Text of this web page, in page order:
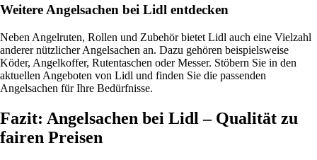
Weitere Angelsachen bei Lidl entdecken
Neben Angelruten, Rollen und Zubehör bietet Lidl auch eine Vielzahl
anderer nützlicher Angelsachen an. Dazu gehören beispielsweise
Köder, Angelkoffer, Rutentaschen oder Messer. Stöbern Sie in den
aktuellen Angeboten von Lidl und finden Sie die passenden
Angelsachen für Ihre Bedürfnisse.
Fazit: Angelsachen bei Lidl – Qualität zu
fairen Preisen